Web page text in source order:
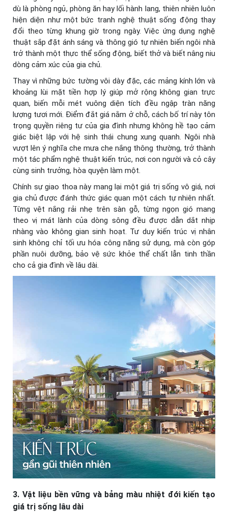
dù là phòng ngủ, phòng ăn hay lối hành lang, thiên nhiên luôn
hiện diện như một bức tranh nghệ thuật sống động thay
đổi theo từng khung giờ trong ngày. Việc ứng dụng nghệ
thuật sắp đặt ánh sáng và thông gió tự nhiên biến ngôi nhà
trở thành một thực thể sống động, biết thở và biết nâng niu
dòng cảm xúc của gia chủ.
Thay vì những bức tường vôi dày đặc, các mảng kính lớn và
khoảng lùi mặt tiền hợp lý giúp mở rộng không gian trực
quan, biến mỗi mét vuông diện tích đều ngập tràn năng
lượng tươi mới. Điểm đắt giá nằm ở chỗ, cách bố trí này tôn
trọng quyền riêng tư của gia đình nhưng không hề tạo cảm
giác biệt lập với hệ sinh thái chung xung quanh. Ngôi nhà
vượt lên ý nghĩa che mưa che nắng thông thường, trở thành
một tác phẩm nghệ thuật kiến trúc, nơi con người và cỏ cây
cùng sinh trưởng, hòa quyện làm một.
Chính sự giao thoa này mang lại một giá trị sống vô giá, nơi
gia chủ được đánh thức giác quan một cách tự nhiên nhất.
Từng vệt nắng rải nhẹ trên sàn gỗ, từng ngọn gió mang
theo vị mát lành của dòng sông đều được dẫn dắt nhịp
nhàng vào không gian sinh hoạt. Tư duy kiến trúc vị nhân
sinh không chỉ tối ưu hóa công năng sử dụng, mà còn góp
phần nuôi dưỡng, bảo vệ sức khỏe thể chất lẫn tinh thần
cho cả gia đình về lâu dài.
3. Vật liệu bền vững và bảng màu nhiệt đới kiến tạo
giá trị sống lâu dài